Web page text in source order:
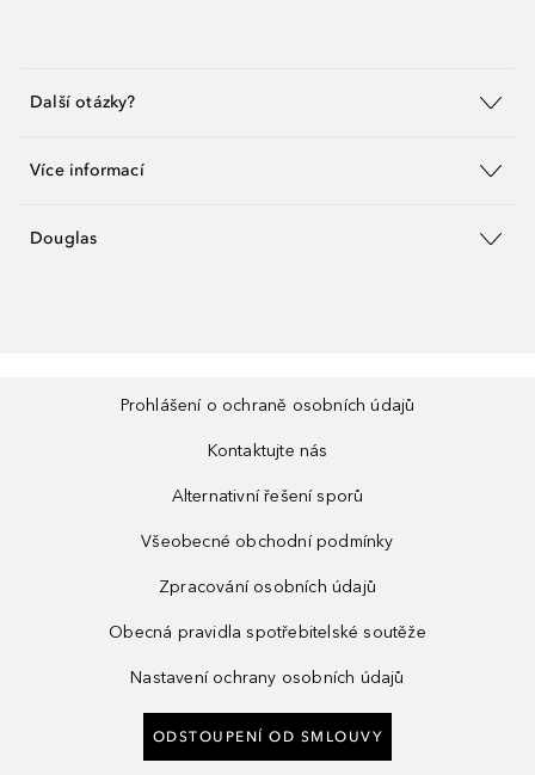
Další otázky?
Více informací
Douglas
Prohlášení o ochraně osobních údajů
Kontaktujte nás
Alternativní řešení sporů
Všeobecné obchodní podmínky
Zpracování osobních údajů
Obecná pravidla spotřebitelské soutěže
Nastavení ochrany osobních údajů
ODSTOUPENÍ OD SMLOUVY